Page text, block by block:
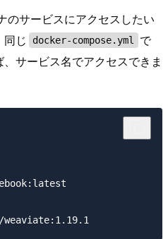
のサービスにアクセスしたい
じ
docker-compose.yml
で
サービス名でアクセスできま